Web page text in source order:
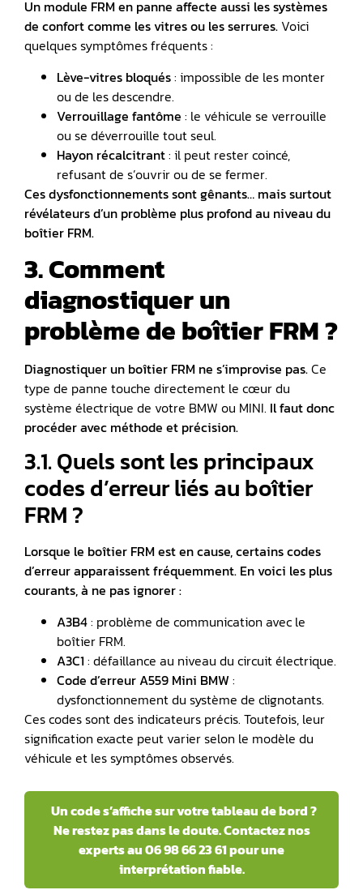
Un module FRM en panne affecte aussi les systèmes
de confort comme les vitres ou les serrures. Voici
quelques symptômes fréquents :
Lève-vitres bloqués: impossible de les monter
ou de les descendre.
Verrouillage fantôme : le véhicule se verrouille
ou se déverrouille tout seul.
Hayon récalcitrant: il peut rester coincé,
refusant de s’ouvrir ou de se fermer.
Ces dysfonctionnements sont gênants… mais surtout
révélateurs d’un problème plus profond au niveau du
boîtier FRM.
3. Comment
diagnostiquer un
problème de boîtier FRM ?
Diagnostiquer un boîtier FRM ne s’improvise pas.Ce
type de panne touche directement le cœur du
système électrique de votre BMW ou MINI. Il faut donc
procéder avec méthode et précision.
3.1. Quels sont les principaux
codes d’erreur liés au boîtier
FRM ?
Lorsque le boîtier FRM est en cause, certains codes
d’erreur apparaissent fréquemment. En voici les plus
courants, à ne pas ignorer :
A3B4: problème de communication avec le
boîtier FRM.
A3C1 : défaillance au niveau du circuit électrique.
Code d’erreur A559 Mini BMW :
dysfonctionnement du système de clignotants.
Ces codes sont des indicateurs précis. Toutefois, leur
signification exacte peut varier selon le modèle du
véhicule et les symptômes observés.
Un code s’affiche sur votre tableau de bord ?
Ne restez pas dans le doute. Contactez nos
experts au 06 98 66 23 61 pour une
interprétation fiable.